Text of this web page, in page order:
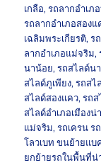
เกลือ,รถลากอำเภ
รถลากอำเภอสองแ
เฉลิมพระเกียรติ,ร
ลากอำเภอแม่จริม,
นาน้อย,รถสไลด์น
สไลด์ภูเพียง,รถสไ
สไลด์สองแคว,รถ
สไลด์อำเภอเมืองน่
แม่จริม,รถเครน ร
โลวเบท ขนย้ายแ
ยกย้ายรถในพื้นที่น่